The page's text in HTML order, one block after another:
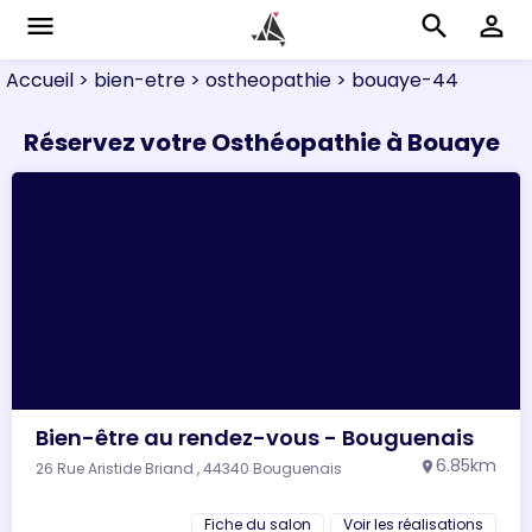
menu search perm_identity
Accueil > bien-etre > ostheopathie > bouaye-44
Réservez votre Osthéopathie à Bouaye
Bien-être au rendez-vous - Bouguenais
26 Rue Aristide Briand , 44340 Bouguenais location_on 6.85km
Fiche du salon Voir les réalisations